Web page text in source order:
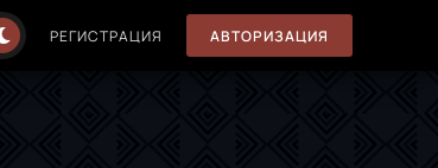
РЕГИСТРАЦИЯ АВТОРИЗАЦИЯ